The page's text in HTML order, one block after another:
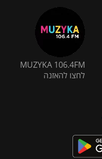
MUZYKA 106.4FM
לחצו להאזנה